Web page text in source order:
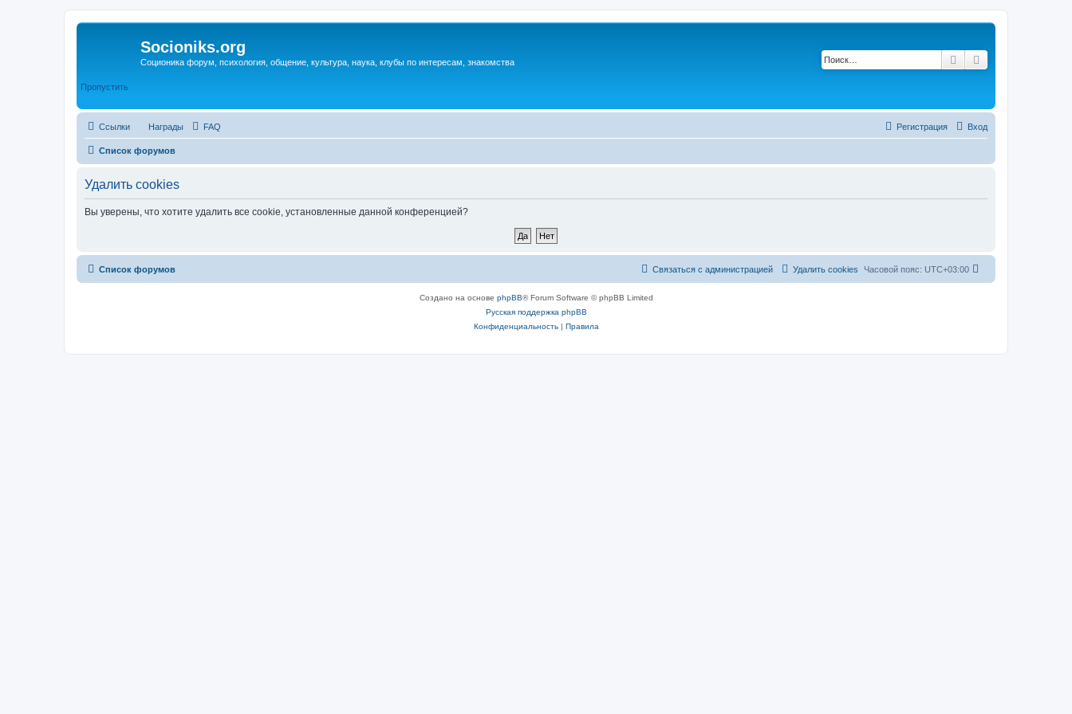
Socioniks.org
Соционика форум, психология, общение, культура, наука, клубы по интересам, знакомства
Пропустить
Поиск
Ссылки Награды FAQ Вход
Регистрация
Список форумов
Удалить cookies
Вы уверены, что хотите удалить все cookie, установленные данной конференцией?
Список форумов Часовой пояс: UTC+03:00
Удалить cookies
Связаться с администрацией
Создано на основе phpBB® Forum Software © phpBB Limited
Русская поддержка phpBB
Конфиденциальность | Правила